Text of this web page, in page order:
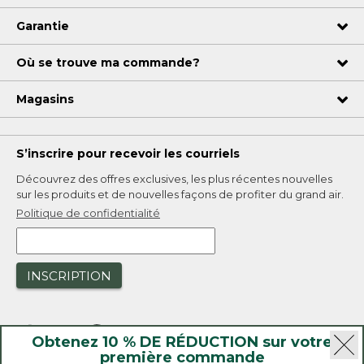
Obtenez 10 % DE RÉDUCTION sur votre
première commande
Garantie
Où se trouve ma commande?
Magasins
S’inscrire pour recevoir les courriels
Découvrez des offres exclusives, les plus récentes nouvelles
sur les produits et de nouvelles façons de profiter du grand air.
Politique de confidentialité
INSCRIPTION